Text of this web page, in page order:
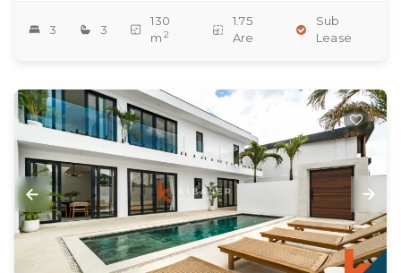
3 3
130
m 2
1.75
Are
Sub
Lease